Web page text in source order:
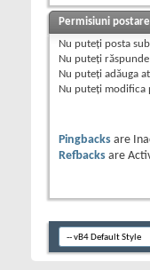
Permisiuni postare
Nu puteţi posta
Nu puteţi
Nu puteţi adăuga
Nu puteţi modifica
Pingbacks are
Refbacks are